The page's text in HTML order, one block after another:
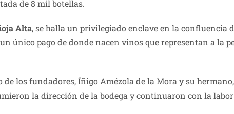
de 8 mil botellas.
Alta, se halla un privilegiado enclave en la confluencia
único pago de donde nacen vinos que representan a la
los fundadores, Íñigo Amézola de la Mora y su
la dirección de la bodega y continuaron con la